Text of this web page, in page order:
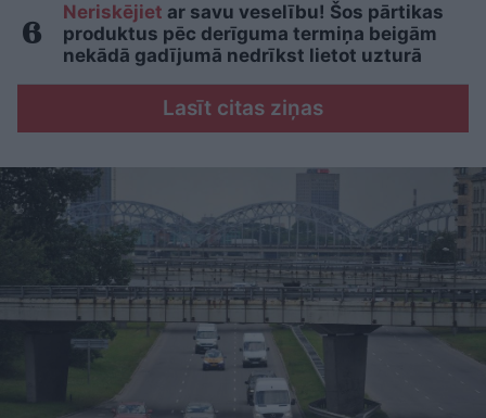
Neriskējiet ar savu veselību! Šos pārtikas
produktus pēc derīguma termiņa beigām
nekādā gadījumā nedrīkst lietot uzturā
Lasīt citas ziņas